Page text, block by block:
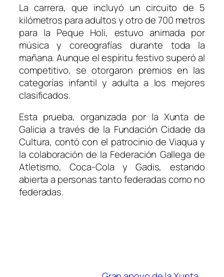
La carrera, que incluyó un circuito de 5
kilómetros para adultos y otro de 700 metros
para la Peque Holi, estuvo animada por
música y coreografías durante toda la
mañana. Aunque el espíritu festivo superó al
competitivo, se otorgaron premios en las
categorías infantil y adulta a los mejores
clasificados.
Esta prueba, organizada por la Xunta de
Galicia a través de la Fundación Cidade da
Cultura, contó con el patrocinio de Viaqua y
la colaboración de la Federación Gallega de
Atletismo, Coca-Cola y Gadis, estando
abierta a personas tanto federadas como no
federadas.